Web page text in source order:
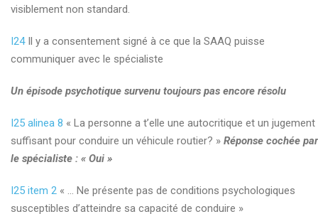
visiblement non standard.
I24Il y a consentement signé à ce que la SAAQ puisse
communiquer avec le spécialiste
Un épisode psychotique survenu toujours pas encore résolu
I25 alinea 8 « La personne a t’elle une autocritique et un jugement
suffisant pour conduire un véhicule routier? » Réponse cochée par
le spécialiste : « Oui »
I25 item 2 « … Ne présente pas de conditions psychologiques
susceptibles d’atteindre sa capacité de conduire »